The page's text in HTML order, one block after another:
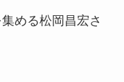
める松岡昌宏さ